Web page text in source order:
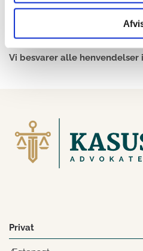
Fejl:Kontaktformular ikke
Vi besvarer alle henvendelser
Privat